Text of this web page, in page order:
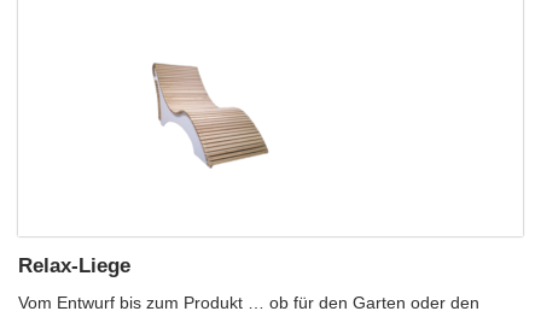
Relax-Liege
Vom Entwurf bis zum Produkt … ob für den Garten oder den